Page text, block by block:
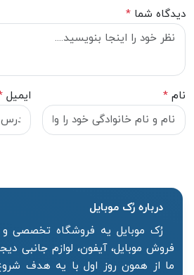
دیدگاه شما *
نام * ایمیل
درباره رُک‌ موبایل
رُک موبایل یه فروشگاه تخصصی و
فروش موبایل، آیفون، لوازم جانبی
ما از همون روز اول با یه هدف